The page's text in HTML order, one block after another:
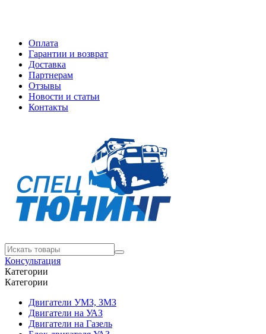
Оплата
Гарантии и возврат
Доставка
Партнерам
Отзывы
Новости и статьи
Контакты
Консультация
Категории
Категории
Двигатели УМЗ, ЗМЗ
Двигатели на УАЗ
Двигатели на Газель